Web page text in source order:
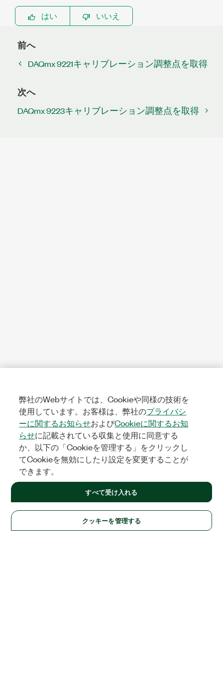
はい
いいえ
前へ
DAQmx 9221キャリブレーション調整点を取得
次へ
DAQmx 9223キャリブレーション調整点を取得
弊社のWebサイトでは、Cookieや同様の技術を
使用しています。お客様は、弊社のプライバシ
ーに関するお知らせおよびCookieに関するお知
らせに記載されている収集と使用に同意する
か、以下の「Cookieを管理する」をクリックし
てCookieを無効にしたり設定を変更することが
できます。
クッキーを管理する
すべて受け入れる